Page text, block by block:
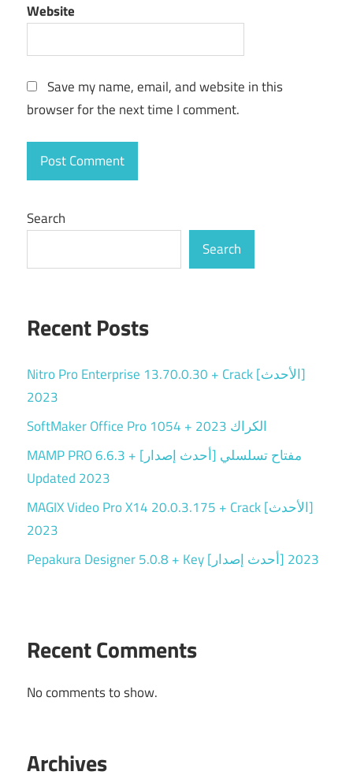
Website
Save my name, email, and website in this
browser for the next time I comment.
Search
Search
Recent Posts
Nitro Pro Enterprise 13.70.0.30 + Crack [الأحدث]
2023
SoftMaker Office Pro 1054 + الكراك 2023
MAMP PRO 6.6.3 + مفتاح تسلسلي [أحدث إصدار]
Updated 2023
MAGIX Video Pro X14 20.0.3.175 + Crack [الأحدث]
2023
Pepakura Designer 5.0.8 + Key [أحدث إصدار] 2023
Recent Comments
No comments to show.
Archives